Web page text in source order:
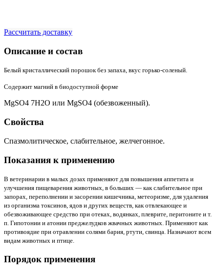
Рассчитать доставку
Описание и состав
Белый кристаллический порошок без запаха, вкус горько-соленый.
Содержит магний в биодоступной форме
MgSO4 7H2O или MgSO4 (обезвоженный).
Cвойства
Спазмолитическое, слабительное, желчегонное.
Показания к применению
В ветеринарии в малых дозах применяют для повышения аппетита и
улучшения пищеварения животных, в больших — как слабительное при
запорах, переполнении и засорении кишечника, метеоризме, для удаления
из организма токсинов, ядов и других веществ, как отвлекающее и
обезвоживающее средство при отеках, водянках, плеврите, перитоните и т.
п. Гипотонии и атонии преджелудков жвачных животных. Применяют как
противоядие при отравлении солями бария, ртути, свинца. Назначают всем
видам животных и птице.
Порядок применения